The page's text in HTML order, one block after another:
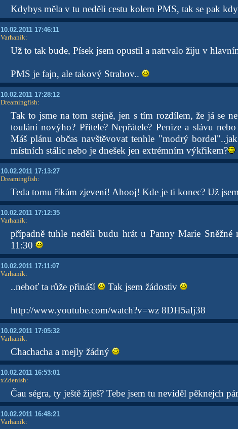
Kdybys měla v tu neděli cestu kolem PMS, tak se pak
10.02.2011 17:46:11
Varhaník:
Už to tak bude, Písek jsem opustil a natrvalo žiju v
PMS je fajn, ale takový Strahov..
10.02.2011 17:28:12
Dreamingfish:
Tak to jsme na tom stejně, jen s tím rozdílem, že já se
toulání novýho? Přítele? Nepřátele? Penize a slávu
Máš plánu občas navštěvovat tenhle "modrý
místních stálic nebo je dnešek jen extrémním výkřikem?
10.02.2011 17:13:27
Dreamingfish:
Teda tomu říkám zjevení! Ahooj! Kde je ti konec? Už
10.02.2011 17:12:35
Varhaník:
případně tuhle neděli budu hrát u Panny Marie Sněžné
11:30
10.02.2011 17:11:07
Varhaník:
..neboť ta růže přináší Tak jsem žádostiv
http://www.youtube.com/watch?v=wz 8DH5aIj38
10.02.2011 17:05:32
Varhaník:
Chachacha a mejly žádný
10.02.2011 16:53:01
xZdenish:
Čau ségra, ty ještě žiješ? Tebe jsem tu neviděl pěknejch
10.02.2011 16:48:21
Varhaník: